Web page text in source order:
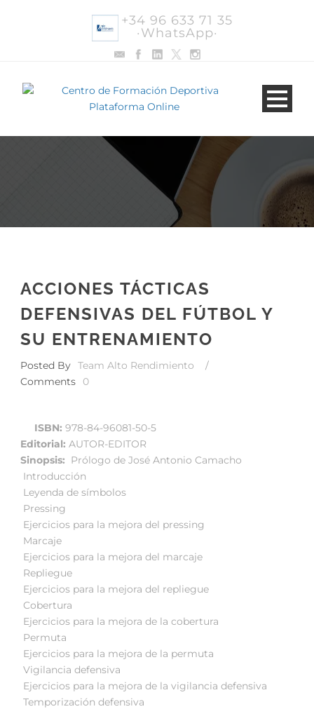
+34 96 633 71 35
·WhatsApp·
ACCIONES TÁCTICAS
DEFENSIVAS DEL FÚTBOL Y
SU ENTRENAMIENTO
Posted By Team Alto Rendimiento
/
Comments
0
ISBN: 978-84-96081-50-5
Editorial: AUTOR-EDITOR
Sinopsis:  Prólogo de José Antonio Camacho
 Introducción
 Leyenda de símbolos
 Pressing
 Ejercicios para la mejora del pressing
 Marcaje
 Ejercicios para la mejora del marcaje
 Repliegue
 Ejercicios para la mejora del repliegue
 Cobertura
 Ejercicios para la mejora de la cobertura
 Permuta
 Ejercicios para la mejora de la permuta
 Vigilancia defensiva
 Ejercicios para la mejora de la vigilancia defensiva
 Temporización defensiva